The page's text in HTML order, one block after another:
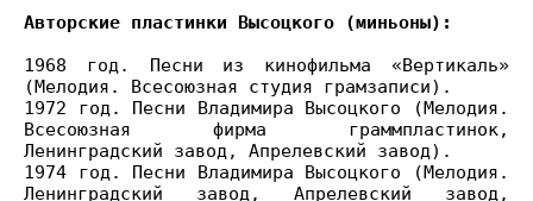
Авторские пластинки Высоцкого (миньоны):
1968 год. Песни из кинофильма «Вертикаль»
(Мелодия. Всесоюзная студия грамзаписи).
1972 год. Песни Владимира Высоцкого (Мелодия.
Всесоюзная фирма граммпластинок,
Ленинградский завод, Апрелевский завод).
1974 год. Песни Владимира Высоцкого (Мелодия.
Ленинградский завод, Апрелевский завод,